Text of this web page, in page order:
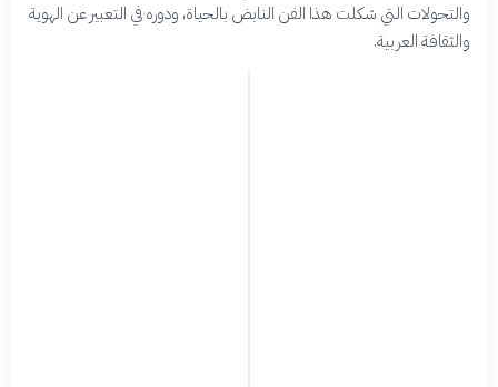
والتحولات التي شكلت هذا الفن النابض بالحياة، ودوره في التعبير عن الهوية
والثقافة العربية.